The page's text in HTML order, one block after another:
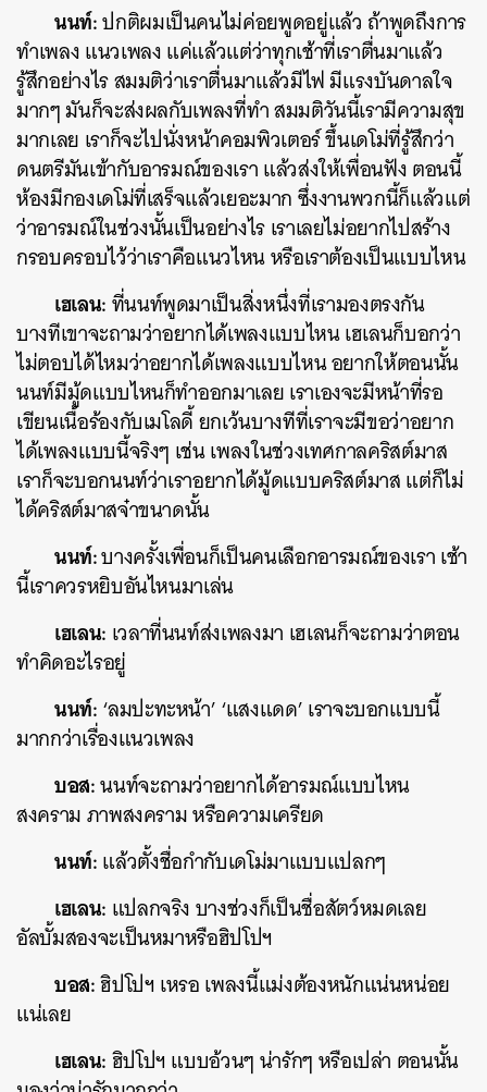
นนท์:ปกติผมเป็นคนไม่ค่อยพูดอยู่แล้ว ถ้าพูดถึงการ
ทำเพลง แนวเพลง แค่แล้วแต่ว่าทุกเช้าที่เราตื่นมาแล้ว
รู้สึกอย่างไร สมมติว่าเราตื่นมาแล้วมีไฟ มีแรงบันดาลใจ
มากๆ มันก็จะส่งผลกับเพลงที่ทำ สมมติวันนี้เรามีความสุข
มากเลย เราก็จะไปนั่งหน้าคอมพิวเตอร์ ขึ้นเดโม่ที่รู้สึกว่า
ดนตรีมันเข้ากับอารมณ์ของเรา แล้วส่งให้เพื่อนฟัง ตอนนี้
ห้องมีกองเดโม่ที่เสร็จแล้วเยอะมาก ซึ่งงานพวกนี้ก็แล้วแต่
ว่าอารมณ์ในช่วงนั้นเป็นอย่างไร เราเลยไม่อยากไปสร้าง
กรอบครอบไว้ว่าเราคือแนวไหน หรือเราต้องเป็นแบบไหน
เฮเลน:ที่นนท์พูดมาเป็นสิ่งหนึ่งที่เรามองตรงกัน
บางทีเขาจะถามว่าอยากได้เพลงแบบไหน เฮเลนก็บอกว่า
ไม่ตอบได้ไหมว่าอยากได้เพลงแบบไหน อยากให้ตอนนั้น
นนท์มีมู้ดแบบไหนก็ทำออกมาเลย เราเองจะมีหน้าที่รอ
เขียนเนื้อร้องกับเมโลดี้ ยกเว้นบางทีที่เราจะมีขอว่าอยาก
ได้เพลงแบบนี้จริงๆ เช่น เพลงในช่วงเทศกาลคริสต์มาส
เราก็จะบอกนนท์ว่าเราอยากได้มู้ดแบบคริสต์มาส แต่ก็ไม่
ได้คริสต์มาสจ๋าขนาดนั้น
นนท์:บางครั้งเพื่อนก็เป็นคนเลือกอารมณ์ของเรา เช้า
นี้เราควรหยิบอันไหนมาเล่น
เฮเลน: เวลาที่นนท์ส่งเพลงมา เฮเลนก็จะถามว่าตอน
ทำคิดอะไรอยู่
นนท์:‘ลมปะทะหน้า’ ‘แสงแดด’ เราจะบอกแบบนี้
มากกว่าเรื่องแนวเพลง
บอส:นนท์จะถามว่าอยากได้อารมณ์แบบไหน
สงคราม ภาพสงคราม หรือความเครียด
นนท์:แล้วตั้งชื่อกำกับเดโม่มาแบบแปลกๆ
เฮเลน: แปลกจริง บางช่วงก็เป็นชื่อสัตว์หมดเลย
อัลบั้มสองจะเป็นหมาหรือฮิปโปฯ
บอส:ฮิปโปฯ เหรอ เพลงนี้แม่งต้องหนักแน่นหน่อย
แน่เลย
เฮเลน:ฮิปโปฯ แบบอ้วนๆ น่ารักๆ หรือเปล่า ตอนนั้น